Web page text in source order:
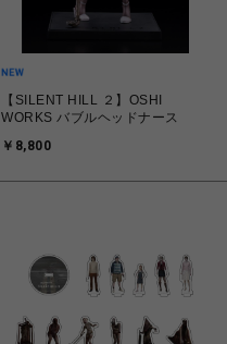
【SILENT HILL ２】OSHI
WORKS バブルヘッドナース
￥8,800